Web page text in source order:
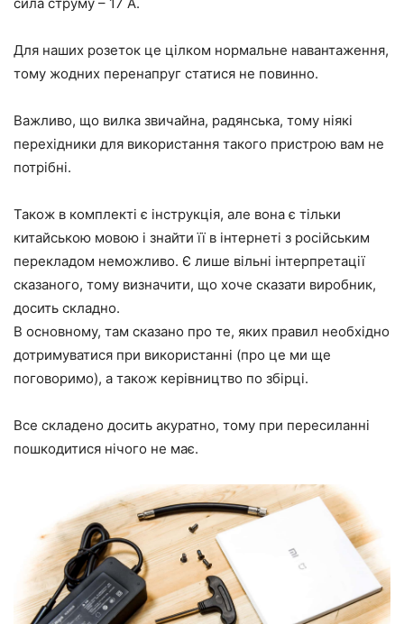
Для наших розеток це цілком нормальне навантаження,
тому жодних перенапруг статися не повинно.
Важливо, що вилка звичайна, радянська, тому ніякі
перехідники для використання такого пристрою вам не
потрібні.
Також в комплекті є інструкція, але вона є тільки
китайською мовою і знайти її в інтернеті з російським
перекладом неможливо. Є лише вільні інтерпретації
сказаного, тому визначити, що хоче сказати виробник,
досить складно.
В основному, там сказано про те, яких правил необхідно
дотримуватися при використанні (про це ми ще
поговоримо), а також керівництво по збірці.
Все складено досить акуратно, тому при пересиланні
пошкодитися нічого не має.